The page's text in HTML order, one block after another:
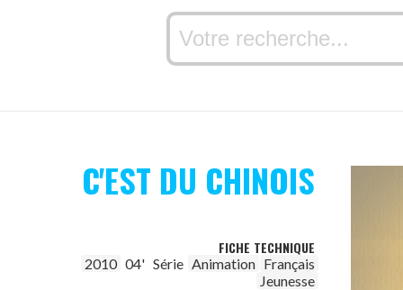
C'EST DU CHINOIS
FICHE TECHNIQUE
2010 04' Série Animation Français
Jeunesse